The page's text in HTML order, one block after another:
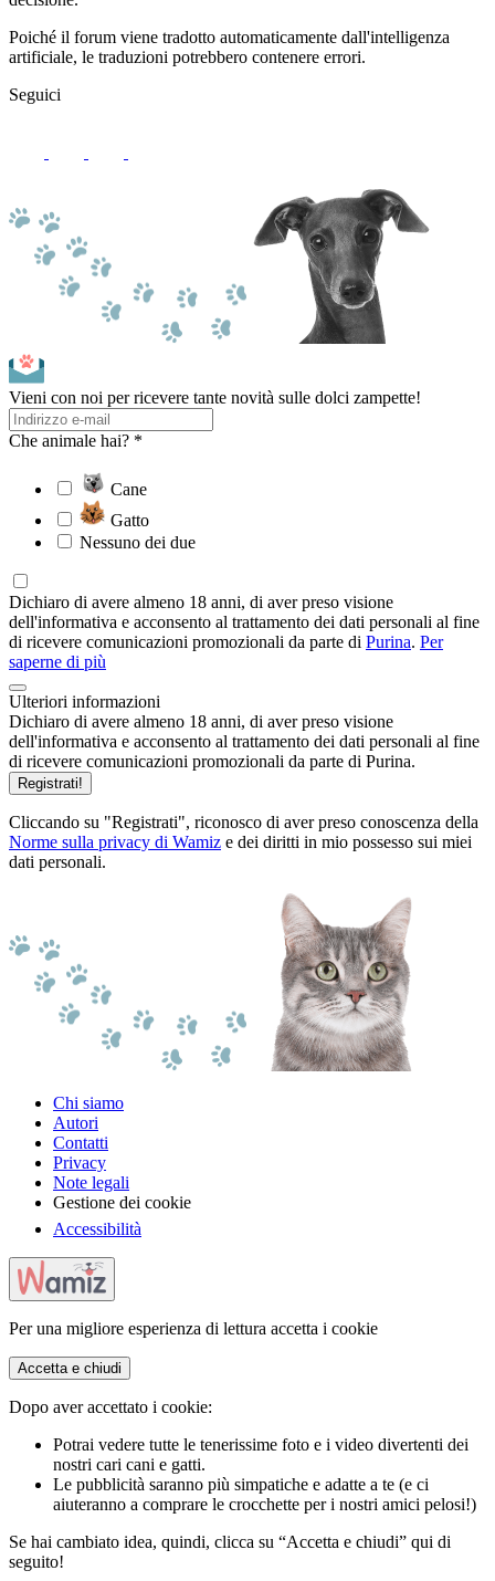
Poiché il forum viene tradotto automaticamente dall'intelligenza
artificiale, le traduzioni potrebbero contenere errori.
Seguici
Vieni con noi per ricevere tante novità sulle dolci zampette!
Che animale hai? *
Cane
Gatto
Nessuno dei due
Dichiaro di avere almeno 18 anni, di aver preso visione
dell'informativa e acconsento al trattamento dei dati personali al fine
di ricevere comunicazioni promozionali da parte di Purina. Per
saperne di più
Ulteriori informazioni
Dichiaro di avere almeno 18 anni, di aver preso visione
dell'informativa e acconsento al trattamento dei dati personali al fine
di ricevere comunicazioni promozionali da parte di Purina.
Registrati!
Cliccando su "Registrati", riconosco di aver preso conoscenza della
Norme sulla privacy di Wamiz e dei diritti in mio possesso sui miei
dati personali.
Chi siamo
Autori
Contatti
Privacy
Note legali
Gestione dei cookie
Accessibilità
Per una migliore esperienza di lettura accetta i cookie
Accetta e chiudi
Dopo aver accettato i cookie:
Potrai vedere tutte le tenerissime foto e i video divertenti dei
nostri cari cani e gatti.
Le pubblicità saranno più simpatiche e adatte a te (e ci
aiuteranno a comprare le crocchette per i nostri amici pelosi!)
Se hai cambiato idea, quindi, clicca su “Accetta e chiudi” qui di
seguito!